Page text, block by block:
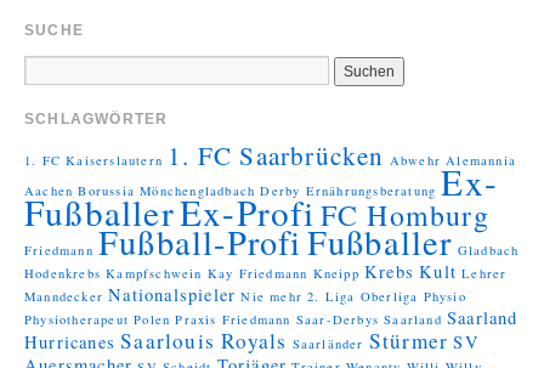
SUCHE
SCHLAGWÖRTER
1. FC Kaiserslautern 1. FC Saarbrücken Abwehr Alemannia
Aachen Borussia Mönchengladbach Derby Ernährungsberatung Ex-
FußballerEx-ProfiFC Homburg
Friedmann Fußball-ProfiFußballer Gladbach
Hodenkrebs Kampfschwein Kay Friedmann Kneipp Krebs Kult Lehrer
Manndecker Nationalspieler Nie mehr 2. Liga Oberliga Physio
Physiotherapeut Polen Praxis Friedmann Saar-Derbys Saarland Saarland
Hurricanes Saarlouis Royals Saarländer Stürmer SV